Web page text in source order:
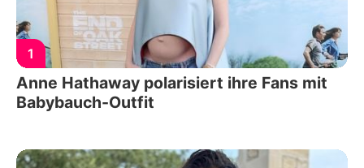
1
Anne Hathaway polarisiert ihre Fans mit
Babybauch-Outfit